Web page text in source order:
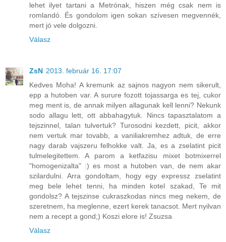
lehet ilyet tartani a Metrónak, hiszen még csak nem is
romlandó. És gondolom igen sokan szívesen megvennék,
mert jó vele dolgozni.
Válasz
ZsN 2013. február 16. 17:07
Kedves Moha! A kremunk az sajnos nagyon nem sikerult,
epp a hutoben var. A surure fozott tojassarga es tej, cukor
meg ment is, de annak milyen allagunak kell lenni? Nekunk
sodo allagu lett, ott abbahagytuk. Nincs tapasztalatom a
tejszinnel, talan tulvertuk? Turosodni kezdett, picit, akkor
nem vertuk mar tovabb, a vaniliakremhez adtuk, de erre
nagy darab vajszeru felhokke valt. Ja, es a zselatint picit
tulmelegitettem. A parom a ketfazisu mixet botmixerrel
"homogenizalta" :) es most a hutoben van, de nem akar
szilardulni. Arra gondoltam, hogy egy expressz zselatint
meg bele lehet tenni, ha minden kotel szakad, Te mit
gondolsz? A tejszinse cukraszkodas nincs meg nekem, de
szeretnem, ha meglenne, ezert kerek tanacsot. Mert nyilvan
nem a recept a gond;) Koszi elore is! Zsuzsa
Válasz